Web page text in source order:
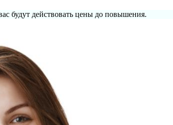
будут действовать цены до повышения.